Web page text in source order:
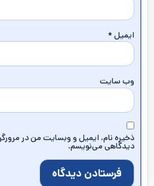
ایمیل*
وب‌ سایت
ذخیره نام، ایمیل و وبسایت من در مرورگر
دیدگاهی می‌نویسم.